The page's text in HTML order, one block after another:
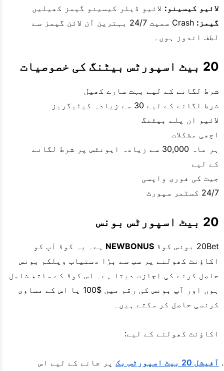
لائیو کیسینو: لائیو ڈیلر کیسینو گیمز کھیلیں
گیمز:
Crash سمیت 24/7 بہترین آن لائن گیمز سے
لطف اندوز ہوں۔
20 بیٹ اسپورٹس بیٹنگ کی خصوصیات
شرط لگانے کے لیے بہت سارے کھیل
شرط لگانے کے لیے 30 سے زیادہ کیٹیگریز
لائیو ان پلے بیٹنگ
اچھی مشکلات
ہر ماہ 30,000 سے زیادہ ایونٹس پر شرط لگانے
کے لیے
جیت کی فوری واپسی
24/7 کسٹمر سپورٹ
20 بیٹ اسپورٹس بونس
20Bet بونس کوڈ NEWBONUS ہے۔ یہ کوڈ آپ کو
اکاؤنٹ کھولنے پر سب سے بڑا دستیاب ویلکم بونس
حاصل کرنے کی اجازت دیتا ہے۔ اس کوڈ کے ساتھ شامل
ہوں اور آپ بونس کی رقم میں $100 یا اس کے مساوی
کرنسی حاصل کر سکتے ہیں۔
اکاؤنٹ کھولنے کے لیے:
آفیشل 20 بیٹ اسپورٹس بک
پر جانے کے لیے اس